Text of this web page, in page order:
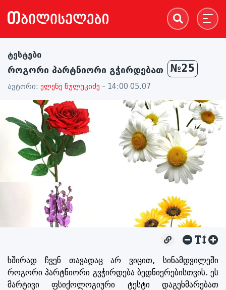
ტესტები
როგორი პარტნიორი გჭირდებათ №25
ავტორი: ელენე წულუკიძე - 14:00 05.07
ხშირად ჩვენ თავადაც არ ვიცით, სინამდვილეში
როგორი პარტნიორი გვჭირდება ბედნიერებისთვის. ეს
მარტივი ფსიქოლოგიური ტესტი დაგეხმარებათ